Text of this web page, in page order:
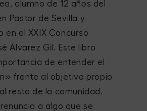
alumno de 12 años del
Pastor de Sevilla y
en el XXIX Concurso
Álvarez Gil. Este libro
de entender el
frente al objetivo propio
resto de la comunidad.
a algo que se